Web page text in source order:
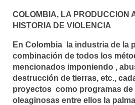
COLOMBIA, LA PRODUCCION
HISTORIA DE VIOLENCIA
En Colombia la industria de la
combinación de todos los
mencionados imponiendo ,
destrucción de tierras, etc.,
proyectos como programas
oleaginosas entre ellos la